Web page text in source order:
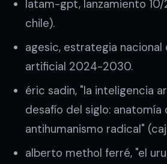
latam-gpt, lanzamiento
chile).
agesic, estrategia
artificial 2024-2030.
éric sadin, "la inteligencia
desafío del siglo: anatomía
antihumanismo radical"
alberto methol ferré, "el